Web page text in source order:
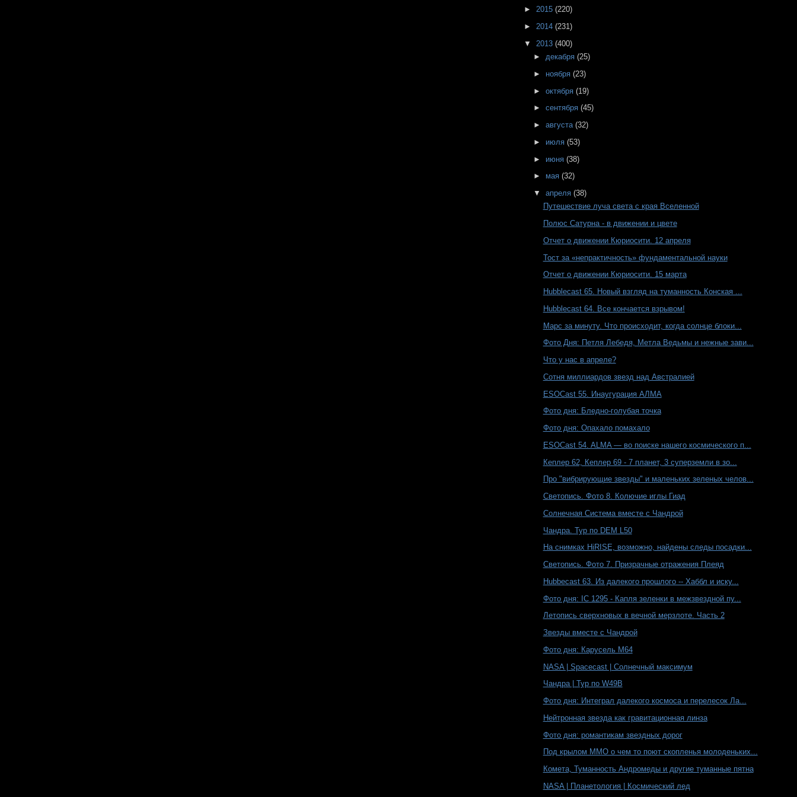
►2015(220)
►2014(231)
▼ 2013(400)
► декабря (25)
► ноября (23)
► октября (19)
► сентября (45)
► августа (32)
► июля (53)
► июня (38)
► мая (32)
▼ апреля (38)
Путешествие луча света с края Вселенной
Полюс Сатурна - в движении и цвете
Отчет о движении Кюриосити. 12 апреля
Тост за «непрактичность» фундаментальной науки
Отчет о движении Кюриосити. 15 марта
Hubblecast 65. Новый взгляд на туманность Конская ...
Hubblecast 64. Все кончается взрывом!
Марс за минуту. Что происходит, когда солнце блоки...
Фото Дня: Петля Лебедя, Метла Ведьмы и нежные зави...
Что у нас в апреле?
Сотня миллиардов звезд над Австралией
ESOCast 55. Инаугурация АЛМА
Фото дня: Бледно-голубая точка
Фото дня: Опахало помахало
ESOCast 54. ALMA — во поиске нашего космического п...
Кеплер 62, Кеплер 69 - 7 планет, 3 суперземли в зо...
Про "вибрирующие звезды" и маленьких зеленых челов...
Светопись. Фото 8. Колючие иглы Гиад
Солнечная Система вместе с Чандрой
Чандра. Тур по DEM L50
На снимках HiRISE, возможно, найдены следы посадки...
Светопись. Фото 7. Призрачные отражения Плеяд
Hubbecast 63. Из далекого прошлого -- Хаббл и иску...
Фото дня: IC 1295 - Капля зеленки в межзвездной пу...
Летопись сверхновых в вечной мерзлоте. Часть 2
Звезды вместе с Чандрой
Фото дня: Карусель М64
NASA | Spacecast | Солнечный максимум
Чандра | Тур по W49B
Фото дня: Интеграл далекого космоса и перелесок Ла...
Нейтронная звезда как гравитационная линза
Фото дня: романтикам звездных дорог
Под крылом ММО о чем то поют скопленья молоденьких...
Комета, Туманность Андромеды и другие туманные пятна
NASA | Планетология | Космический лед